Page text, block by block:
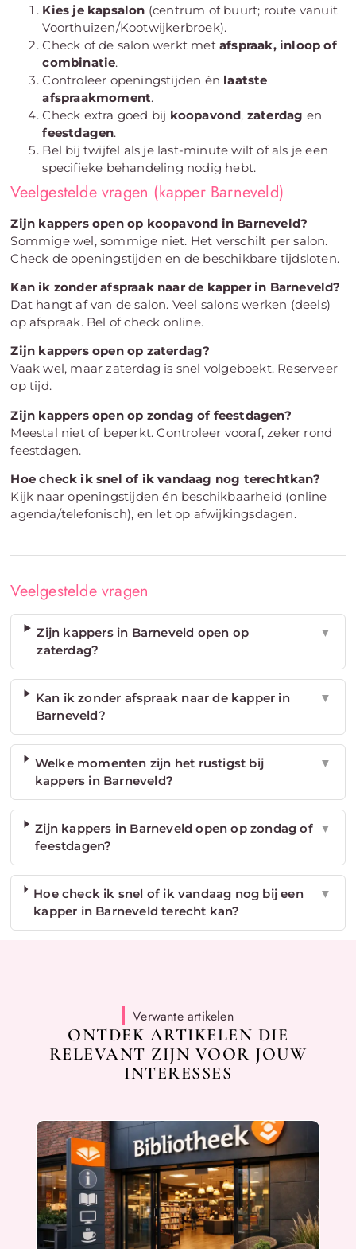
Kies je kapsalon (centrum of buurt; route vanuit
Voorthuizen/Kootwijkerbroek).
Check of de salon werkt metafspraak, inloop of
combinatie.
Controleer openingstijden én laatste
afspraakmoment.
Check extra goed bij koopavond, zaterdag en
feestdagen.
Bel bij twijfel als je last-minute wilt of als je een
specifieke behandeling nodig hebt.
Veelgestelde vragen (kapper Barneveld)
Zijn kappers open op koopavond in Barneveld?
Sommige wel, sommige niet. Het verschilt per salon.
Check de openingstijden en de beschikbare tijdsloten.
Kan ik zonder afspraak naar de kapper in Barneveld?
Dat hangt af van de salon. Veel salons werken (deels)
op afspraak. Bel of check online.
Zijn kappers open op zaterdag?
Vaak wel, maar zaterdag is snel volgeboekt. Reserveer
op tijd.
Zijn kappers open op zondag of feestdagen?
Meestal niet of beperkt. Controleer vooraf, zeker rond
feestdagen.
Hoe check ik snel of ik vandaag nog terechtkan?
Kijk naar openingstijden én beschikbaarheid (online
agenda/telefonisch), en let op afwijkingsdagen.
Veelgestelde vragen
Zijn kappers in Barneveld open op
zaterdag?
▼
Kan ik zonder afspraak naar de kapper in
Barneveld?
▼
Welke momenten zijn het rustigst bij
kappers in Barneveld?
▼
Zijn kappers in Barneveld open op zondag of
feestdagen?
▼
Hoe check ik snel of ik vandaag nog bij een
kapper in Barneveld terecht kan?
▼
Verwante artikelen
ONTDEK ARTIKELEN DIE
RELEVANT ZIJN VOOR JOUW
INTERESSES